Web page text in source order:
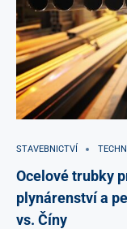
STAVEBNICTVÍ
Ocelové trubky
plynárenství a
vs. Číny